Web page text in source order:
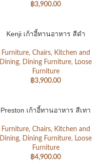
฿3,900.00
Kenji เก้าอี้ทานอาหาร สีดำ
Furniture, Chairs, Kitchen and
Dining, Dining Furniture, Loose
Furniture
฿3,900.00
Preston เก้าอี้ทานอาหาร สีเทา
Furniture, Chairs, Kitchen and
Dining, Dining Furniture, Loose
Furniture
฿4,900.00